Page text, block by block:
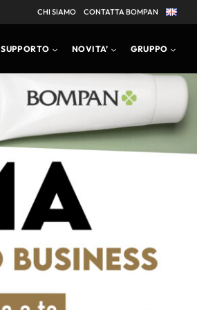
CHI SIAMO CONTATTA BOMPAN
SUPPORTO NOVITA’ GRUPPO